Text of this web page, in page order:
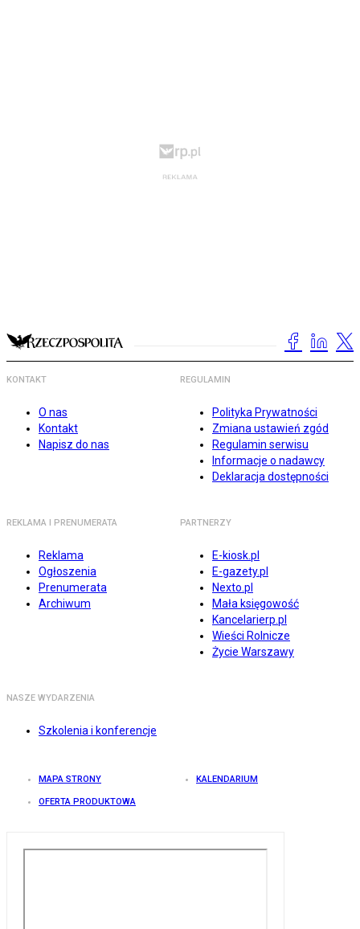
KONTAKT
O nas
Kontakt
Napisz do nas
REGULAMIN
Polityka Prywatności
Zmiana ustawień zgód
Regulamin serwisu
Informacje o nadawcy
Deklaracja dostępności
REKLAMA I PRENUMERATA
Reklama
Ogłoszenia
Prenumerata
Archiwum
PARTNERZY
E-kiosk.pl
E-gazety.pl
Nexto.pl
Mała księgowość
Kancelarierp.pl
Wieści Rolnicze
Życie Warszawy
NASZE WYDARZENIA
Szkolenia i konferencje
MAPA STRONY KALENDARIUM
OFERTA PRODUKTOWA